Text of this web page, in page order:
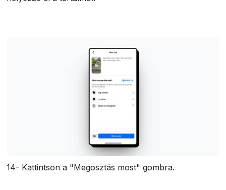
14- Kattintson a "Megosztás most" gombra.